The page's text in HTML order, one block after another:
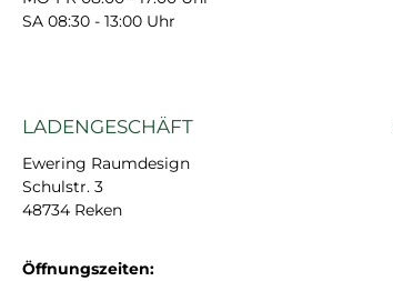
SA 08:30 - 13:00 Uhr
LADENGESCHÄFT
Ewering Raumdesign
Schulstr. 3
48734 Reken
Öffnungszeiten: